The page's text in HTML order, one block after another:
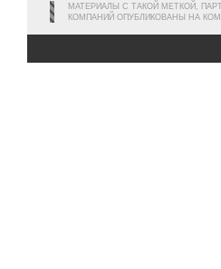
МАТЕРИАЛЫ С ТАКОЙ МЕТКОЙ,
КОМПАНИЙ ОПУБЛИКОВАНЫ НА